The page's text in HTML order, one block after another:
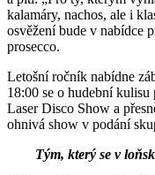
kalamáry, nachos, ale i
osvěžení bude v nabídce
prosecco.
Letošní ročník nabídne
18:00 se o hudební
Laser Disco Show a
ohnivá show v podání
Tým, který se v